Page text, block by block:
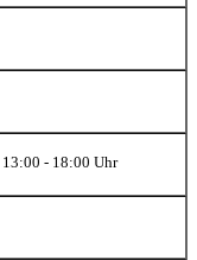
13:00 - 18:00 Uhr